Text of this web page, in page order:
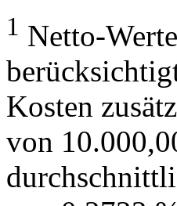
1 Netto-
Kosten
von